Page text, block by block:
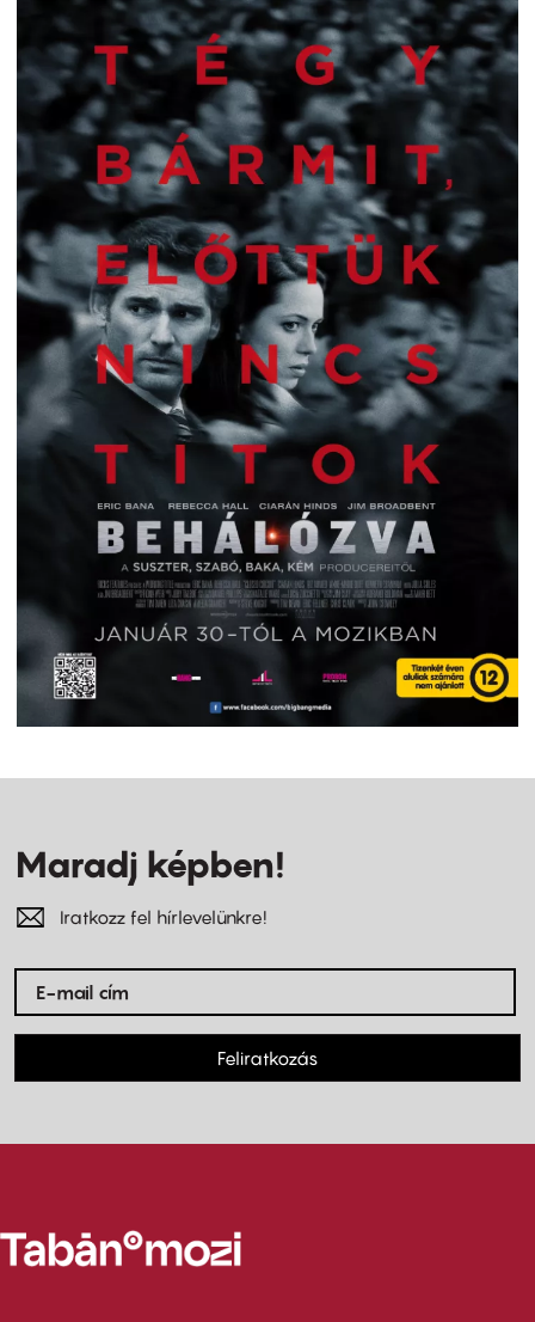
Maradj képben!
Iratkozz fel hírlevelünkre!
Feliratkozás